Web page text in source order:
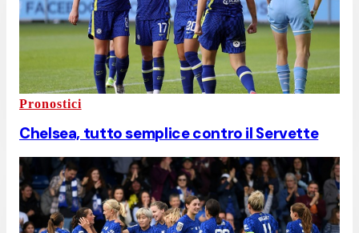
Pronostici
Chelsea, tutto semplice contro il Servette